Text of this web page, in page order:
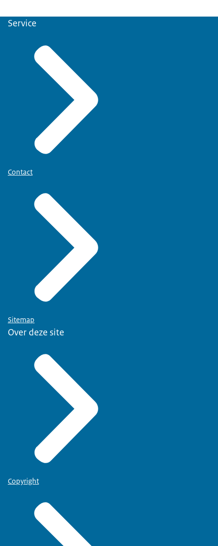
Service
Contact
Sitemap
Over deze site
Copyright